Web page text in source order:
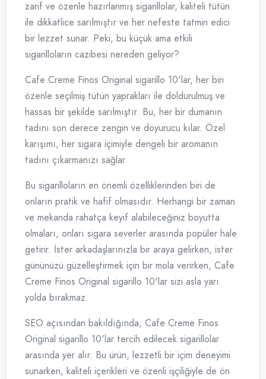
zarif ve özenle hazırlanmış sigarillolar, kaliteli tütün
ile dikkatlice sarılmıştır ve her nefeste tatmin edici
bir lezzet sunar. Peki, bu küçük ama etkili
sigarilloların cazibesi nereden geliyor?
Cafe Creme Finos Original sigarillo 10'lar, her biri
özenle seçilmiş tütün yaprakları ile doldurulmuş ve
hassas bir şekilde sarılmıştır. Bu, her bir dumanın
tadını son derece zengin ve doyurucu kılar. Özel
karışımı, her sigara içimiyle dengeli bir aromanın
tadını çıkarmanızı sağlar.
Bu sigarilloların en önemli özelliklerinden biri de
onların pratik ve hafif olmasıdır. Herhangi bir zaman
ve mekanda rahatça keyif alabileceğiniz boyutta
olmaları, onları sigara severler arasında popüler hale
getirir. İster arkadaşlarınızla bir araya gelirken, ister
gününüzü güzelleştirmek için bir mola verirken, Cafe
Creme Finos Original sigarillo 10'lar sizi asla yarı
yolda bırakmaz.
SEO açısından bakıldığında, Cafe Creme Finos
Original sigarillo 10'lar tercih edilecek sigarillolar
arasında yer alır. Bu ürün, lezzetli bir içim deneyimi
sunarken, kaliteli içerikleri ve özenli işçiliğiyle de ön